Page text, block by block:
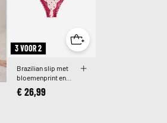
3 VOOR 2
Brazilian slip met
bloemenprint en
kant
€ 26,99